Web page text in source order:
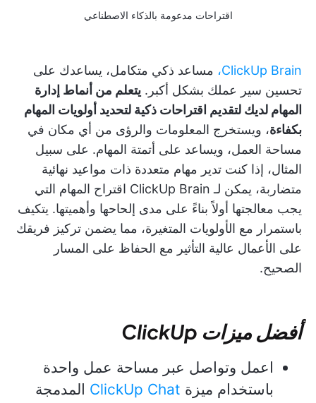
اقتراحات مدعومة بالذكاء الاصطناعي
ClickUp Brain،
مساعد ذكي متكامل، يساعدك على
تحسين سير عملك بشكل أكبر. يتعلم من أنماط إدارة
المهام لديك لتقديم اقتراحات ذكية لتحديد أولويات المهام
بكفاءة، ويستخرج المعلومات والرؤى من أي مكان في
مساحة العمل، ويساعد على أتمتة المهام. على سبيل
المثال، إذا كنت تدير مهام متعددة ذات مواعيد نهائية
متضاربة، يمكن لـ ClickUp Brain اقتراح المهام التي
يجب معالجتها أولاً بناءً على مدى إلحاحها وأهميتها. يتكيف
باستمرار مع الأولويات المتغيرة، مما يضمن تركيز فريقك
على الأعمال عالية التأثير مع الحفاظ على المسار
الصحيح.
أفضل ميزات ClickUp
اعمل وتواصل عبر مساحة عمل واحدة
باستخدام ميزة ClickUp Chat المدمجة